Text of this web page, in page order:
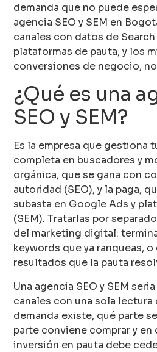
demanda que no puede
agencia SEO y SEM en
canales con datos de
plataformas de pauta, y los
conversiones de negocio,
¿Qué es una
SEO y SEM?
Es la empresa que gestiona
completa en buscadores y
orgánica, que se gana con
autoridad (SEO), y la paga,
subasta en Google Ads y
(SEM). Tratarlas por
del marketing digital:
keywords que ya ranqueas,
resultados que la pauta
Una agencia SEO y SEM
canales con una sola lectura
demanda existe, qué parte
parte conviene comprar y en
inversión en pauta debe